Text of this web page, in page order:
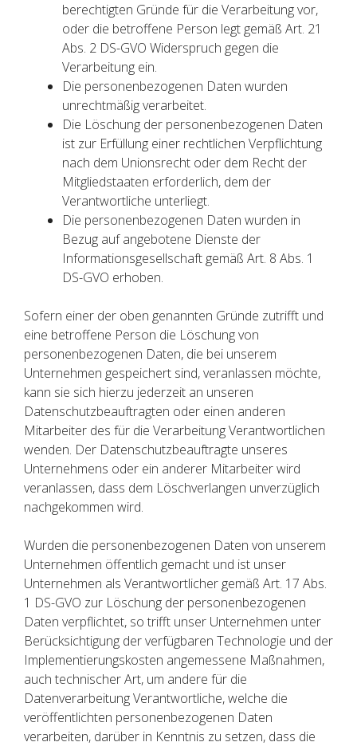
berechtigten Gründe für die Verarbeitung vor,
oder die betroffene Person legt gemäß Art. 21
Abs. 2 DS-GVO Widerspruch gegen die
Verarbeitung ein.
Die personenbezogenen Daten wurden
unrechtmäßig verarbeitet.
Die Löschung der personenbezogenen Daten
ist zur Erfüllung einer rechtlichen Verpflichtung
nach dem Unionsrecht oder dem Recht der
Mitgliedstaaten erforderlich, dem der
Verantwortliche unterliegt.
Die personenbezogenen Daten wurden in
Bezug auf angebotene Dienste der
Informationsgesellschaft gemäß Art. 8 Abs. 1
DS-GVO erhoben.
Sofern einer der oben genannten Gründe zutrifft und
eine betroffene Person die Löschung von
personenbezogenen Daten, die bei unserem
Unternehmen gespeichert sind, veranlassen möchte,
kann sie sich hierzu jederzeit an unseren
Datenschutzbeauftragten oder einen anderen
Mitarbeiter des für die Verarbeitung Verantwortlichen
wenden. Der Datenschutzbeauftragte unseres
Unternehmens oder ein anderer Mitarbeiter wird
veranlassen, dass dem Löschverlangen unverzüglich
nachgekommen wird.
Wurden die personenbezogenen Daten von unserem
Unternehmen öffentlich gemacht und ist unser
Unternehmen als Verantwortlicher gemäß Art. 17 Abs.
1 DS-GVO zur Löschung der personenbezogenen
Daten verpflichtet, so trifft unser Unternehmen unter
Berücksichtigung der verfügbaren Technologie und der
Implementierungskosten angemessene Maßnahmen,
auch technischer Art, um andere für die
Datenverarbeitung Verantwortliche, welche die
veröffentlichten personenbezogenen Daten
verarbeiten, darüber in Kenntnis zu setzen, dass die